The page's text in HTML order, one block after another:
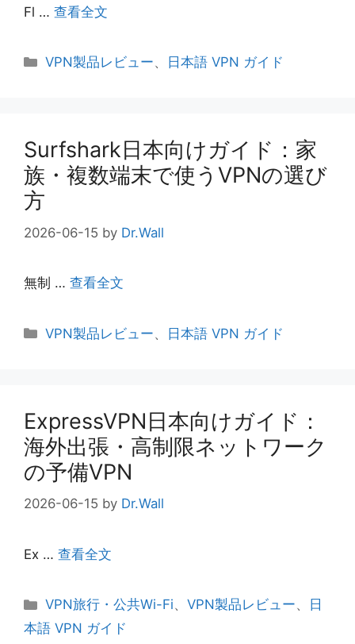
Fl … 查看全文
カ
VPN製品レビュー、 日本語 VPN ガイド
Surfshark日本向けガイド：家
族・複数端末で使うVPNの選び
方
2026-06-15 by Dr.Wall
無制 … 查看全文
カ
VPN製品レビュー、 日本語 VPN ガイド
ExpressVPN日本向けガイド：
海外出張・高制限ネットワーク
の予備VPN
2026-06-15 by Dr.Wall
Ex … 查看全文
カ
テ
VPN旅行・公共Wi-Fi、 VPN製品レビュー、
日
本語 VPN ガイド